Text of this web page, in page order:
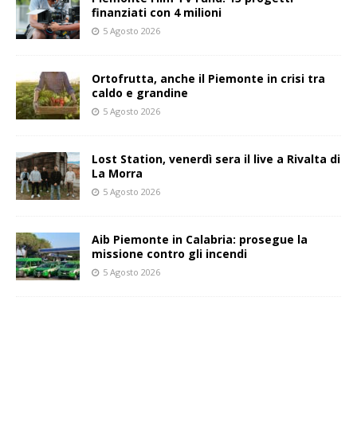
finanziati con 4 milioni
5 Agosto 2026
Ortofrutta, anche il Piemonte in crisi tra
caldo e grandine
5 Agosto 2026
Lost Station, venerdì sera il live a Rivalta di
La Morra
5 Agosto 2026
Aib Piemonte in Calabria: prosegue la
missione contro gli incendi
5 Agosto 2026